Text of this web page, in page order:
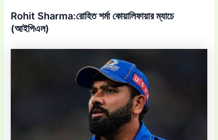
Rohit Sharma:রোহিত শর্মা কোয়ালিফায়ার ম্যাচে
(আইপিএল)